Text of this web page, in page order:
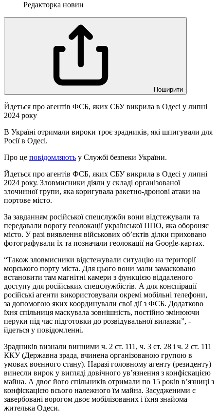
Редакторка новин
Поширити
Йдеться про агентів ФСБ, яких СБУ викрила в Одесі у липні
2024 року
В Україні отримали вироки троє зрадників, які шпигували для
Росії в Одесі.
Про це повідомляють у Службі безпеки України.
Йдеться про агентів ФСБ, яких СБУ викрила в Одесі у липні
2024 року. Зловмисники діяли у складі організованої
злочинної групи, яка коригувала ракетно-дронові атаки на
портове місто.
За завданням російської спецслужби вони відстежували та
передавали ворогу геолокації української ППО, яка обороняє
місто. У разі виявлення військових об’єктів ділки приховано
фотографували їх та позначали геолокації на Google-картах.
“Також зловмисники відстежували ситуацію на території
морського порту міста. Для цього вони мали замасковано
встановити там магнітні камери з функцією віддаленого
доступу для російських спецслужбістів. А для конспірації
російські агенти використовували окремі мобільні телефони,
за допомогою яких координували свої дії з ФСБ. Додатково
їхня спільниця маскувала зовнішність, постійно змінюючи
перуки під час підготовки до розвідувальної вилазки”, -
йдеться у повідомленні.
Зрадників визнали винними ч. 2 ст. 111, ч. 3 ст. 28 і ч. 2 ст. 111
ККУ (Державна зрада, вчинена організованою групою в
умовах воєнного стану). Наразі головному агенту (резиденту)
винесли вирок у вигляді довічного ув’язнення з конфіскацією
майна. А двоє його спільників отримали по 15 років в’язниці з
конфіскацією всього належного їм майна. Засудженими є
завербовані ворогом двоє мобілізованих і їхня знайома
жителька Одеси.